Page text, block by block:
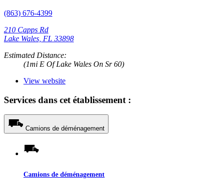
(863) 676-4399
210 Capps Rd
Lake Wales, FL 33898
Estimated Distance:
(1mi E Of Lake Wales On Sr 60)
View website
Services dans cet établissement :
Camions de déménagement
Camions de déménagement